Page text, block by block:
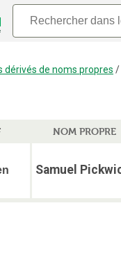
dérivés de noms propres /
NOM PROPRE
Samuel